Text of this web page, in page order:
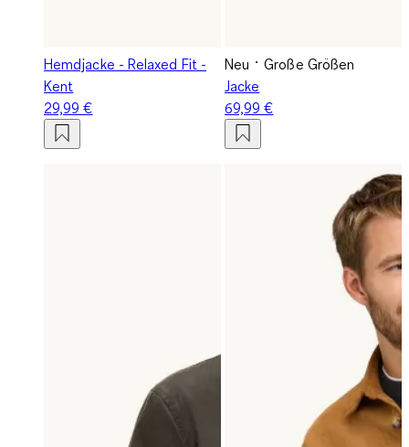
Hemdjacke - Relaxed Fit -
Kent
29,99 €
Neu
Große Größen
Jacke
69,99 €